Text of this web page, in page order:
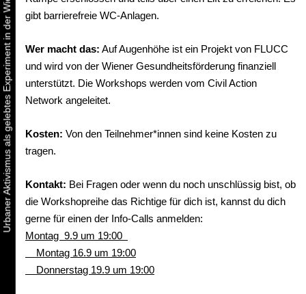
gibt barrierefreie WC-Anlagen.
Wer macht das: Auf Augenhöhe ist ein Projekt von FLUCC
und wird von der Wiener Gesundheitsförderung finanziell
unterstützt. Die Workshops werden vom Civil Action
Network angeleitet.
Kosten: Von den Teilnehmer*innen sind keine Kosten zu
tragen.
Kontakt: Bei Fragen oder wenn du noch unschlüssig bist, ob
die Workshopreihe das Richtige für dich ist, kannst du dich
gerne für einen der Info-Calls anmelden:
Montag 9.9 um 19:00
Montag 16.9 um 19:00
Donnerstag 19.9 um 19:00